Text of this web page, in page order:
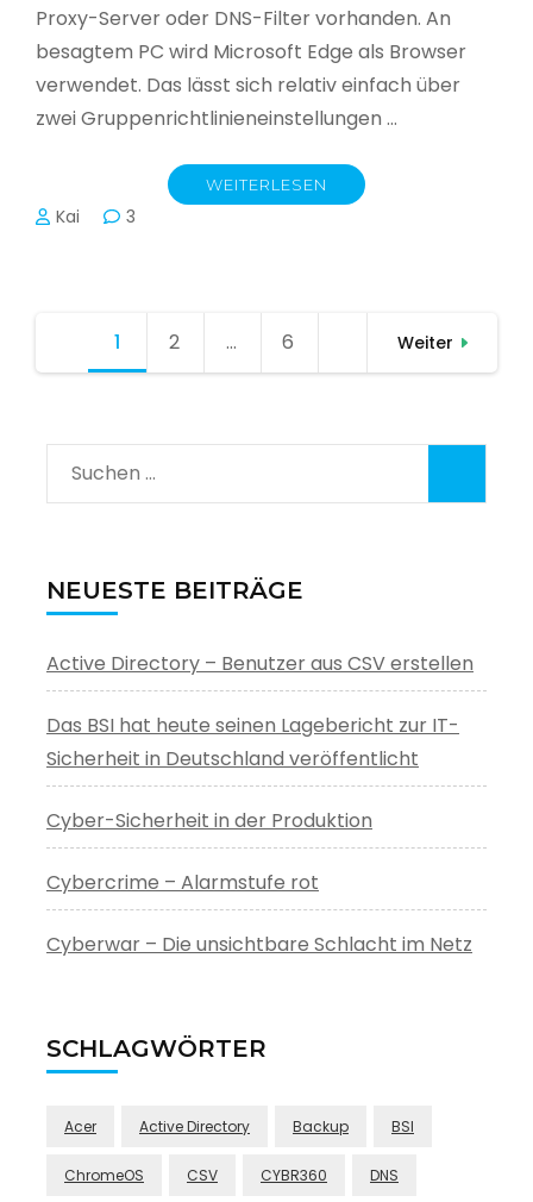
Proxy-Server oder DNS-Filter vorhanden. An
besagtem PC wird Microsoft Edge als Browser
verwendet. Das lässt sich relativ einfach über
zwei Gruppenrichtlinieneinstellungen …
WEITERLESEN
Kai 3
Seitennummerierung
1 Seite
2 … Seite
6 Weiter
Suchen
nach:
NEUESTE BEITRÄGE
Active Directory – Benutzer aus CSV erstellen
Das BSI hat heute seinen Lagebericht zur IT-
Sicherheit in Deutschland veröffentlicht
Cyber-Sicherheit in der Produktion
Cybercrime – Alarmstufe rot
Cyberwar – Die unsichtbare Schlacht im Netz
SCHLAGWÖRTER
Acer Active Directory Backup BSI
ChromeOS CSV CYBR360 DNS